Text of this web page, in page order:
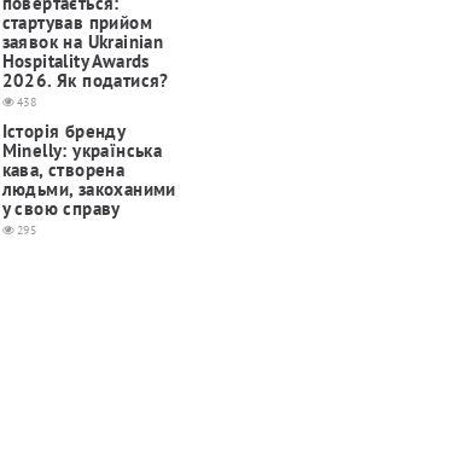
cтартував прийом
заявок на Ukrainian
Hospitality Awards
2026. Як податися?
438
Історія бренду
Minelly: українська
кава, створена
людьми, закоханими
у свою справу
295